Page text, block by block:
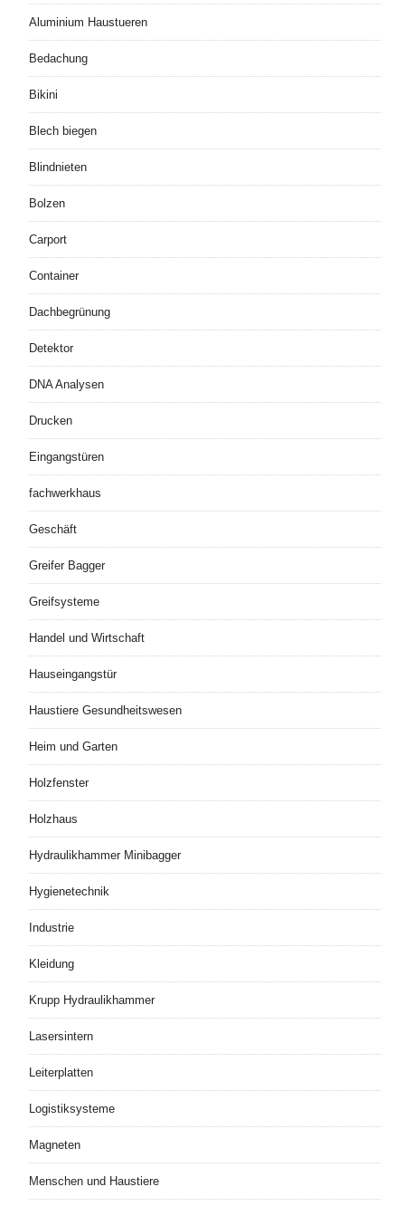
Aluminium Haustueren
Bedachung
Bikini
Blech biegen
Blindnieten
Bolzen
Carport
Container
Dachbegrünung
Detektor
DNA Analysen
Drucken
Eingangstüren
fachwerkhaus
Geschäft
Greifer Bagger
Greifsysteme
Handel und Wirtschaft
Hauseingangstür
Haustiere Gesundheitswesen
Heim und Garten
Holzfenster
Holzhaus
Hydraulikhammer Minibagger
Hygienetechnik
Industrie
Kleidung
Krupp Hydraulikhammer
Lasersintern
Leiterplatten
Logistiksysteme
Magneten
Menschen und Haustiere